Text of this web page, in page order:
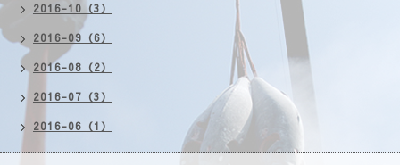
2016-10（3）
2016-09（6）
2016-08（2）
2016-07（3）
2016-06（1）